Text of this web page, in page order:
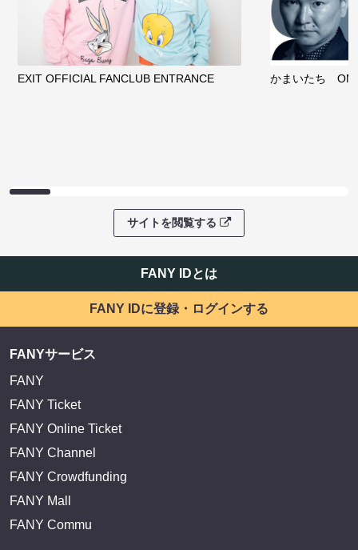
EXIT OFFICIAL FANCLUB ENTRANCE かまいたち
サイトを閲覧する
FANY IDとは
FANY IDに登録・ログインする
FANYサービス
FANY
FANY Ticket
FANY Online Ticket
FANY Channel
FANY Crowdfunding
FANY Mall
FANY Commu